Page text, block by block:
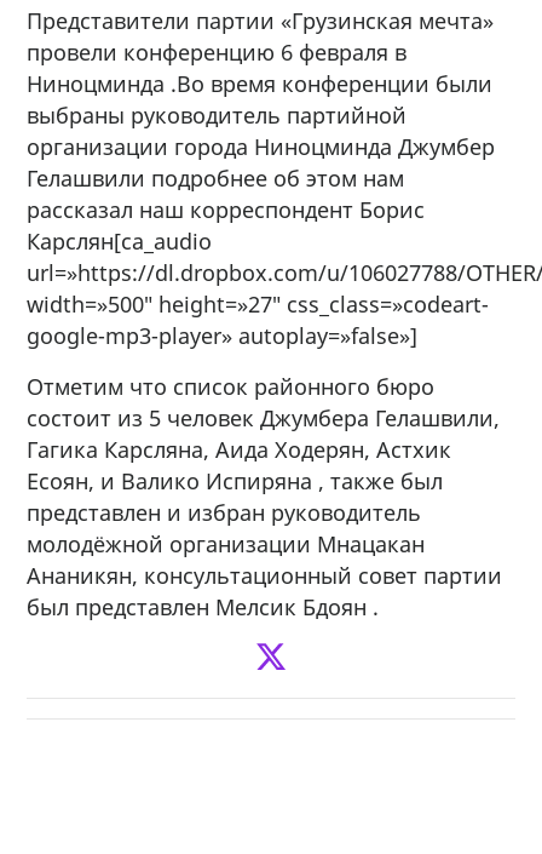
Представители партии «Грузинская мечта»
провели конференцию 6 февраля в
Ниноцминда .Во время конференции были
выбраны руководитель партийной
организации города Ниноцминда Джумбер
Гелашвили подробнее об этом нам
рассказал наш корреспондент Борис
Карслян[ca_audio
url=»https://dl.dropbox.com/u/106027788/
width=»500″ height=»27″ css_class=»codeart-
google-mp3-player» autoplay=»false»]
Отметим что список районного бюро
состоит из 5 человек Джумбера Гелашвили,
Гагика Карсляна, Аида Ходерян, Астхик
Есоян, и Валико Испиряна , также был
представлен и избран руководитель
молодёжной организации Мнацакан
Ананикян, консультационный совет партии
был представлен Мелсик Бдоян .